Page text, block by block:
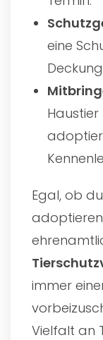
eine
Egal, ob
immer
Vielfalt an